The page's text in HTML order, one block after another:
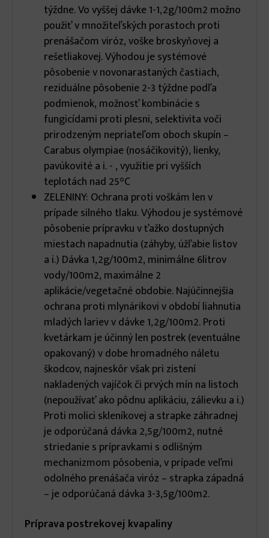
týždne. Vo vyššej dávke 1-1,2g/100m2 možno
použiť v množiteľských porastoch proti
prenášačom viróz, voške broskyňovej a
rešetliakovej. Výhodou je systémové
pôsobenie v novonarastaných častiach,
reziduálne pôsobenie 2-3 týždne podľa
podmienok, možnosť kombinácie s
fungicídami proti plesni, selektivita voči
prirodzeným nepriateľom oboch skupín –
Carabus olympiae (nosáčikovitý), lienky,
pavúkovité a i. - , využitie pri vyšších
teplotách nad 25°C
ZELENINY: Ochrana proti voškám len v
prípade silného tlaku. Výhodou je systémové
pôsobenie prípravku v ťažko dostupných
miestach napadnutia (záhyby, úžľabie listov
a i.) Dávka 1,2g/100m2, minimálne 6litrov
vody/100m2, maximálne 2
aplikácie/vegetačné obdobie. Najúčinnejšia
ochrana proti mlynárikovi v období liahnutia
mladých lariev v dávke 1,2g/100m2. Proti
kvetárkam je účinný len postrek (eventuálne
opakovaný) v dobe hromadného náletu
škodcov, najneskôr však pri zistení
nakladených vajíčok či prvých mín na listoch
(nepoužívať ako pôdnu aplikáciu, zálievku a i.)
Proti molici skleníkovej a strapke záhradnej
je odporúčaná dávka 2,5g/100m2, nutné
striedanie s prípravkami s odlišným
mechanizmom pôsobenia, v prípade veľmi
odolného prenášača viróz – strapka západná
– je odporúčaná dávka 3-3,5g/100m2.
Príprava postrekovej kvapaliny